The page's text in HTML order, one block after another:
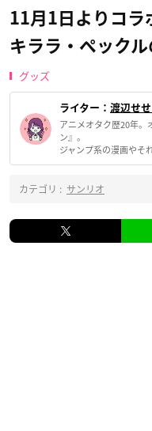
11月1日よりコラ
キララ・ペック
グッズ
ライター： 渡辺せせ
アニメオタク歴20年。
ン』。
ジャンプ系の漫画やそ
カテゴリ : サンリオ